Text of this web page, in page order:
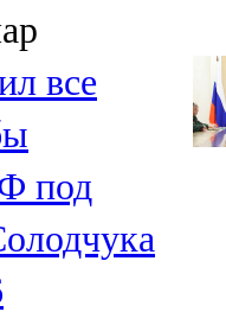
все
под